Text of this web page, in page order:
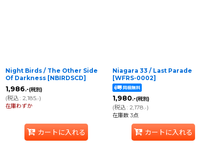
Night Birds / The Other Side
Of Darkness [NBIRDSCD]
1,986.-(税別)
(税込: 2,185.-)
在庫わずか
カートに入れる
Niagara 33 / Last Parade
[WFRS-0002]
1,980.-(税別)
(税込: 2,178.-)
在庫数 3点
カートに入れる